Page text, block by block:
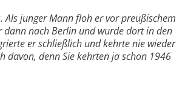
junger Mann floh er vor preußischem
dann nach Berlin und wurde dort in den
er schließlich und kehrte nie wieder
davon, denn Sie kehrten ja schon 1946